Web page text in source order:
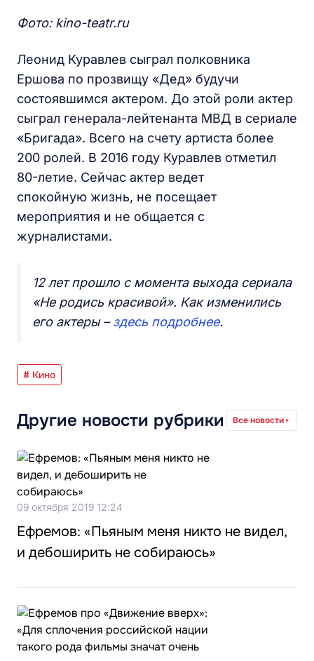
Фото: kino-teatr.ru
Леонид Куравлев сыграл полковника
Ершова по прозвищу «Дед» будучи
состоявшимся актером. До этой роли актер
сыграл генерала-лейтенанта МВД в сериале
«Бригада». Всего на счету артиста более
200 ролей. В 2016 году Куравлев отметил
80-летие. Сейчас актер ведет
спокойную жизнь, не посещает
мероприятия и не общается с
журналистами.
12 лет прошло с момента выхода сериала
«Не родись красивой». Как изменились
его актеры –здесь подробнее.
# Кино
Другие новости рубрики Все новости
09 октября 2019 12:24
Ефремов: «Пьяным меня никто не видел,
и дебоширить не собираюсь»